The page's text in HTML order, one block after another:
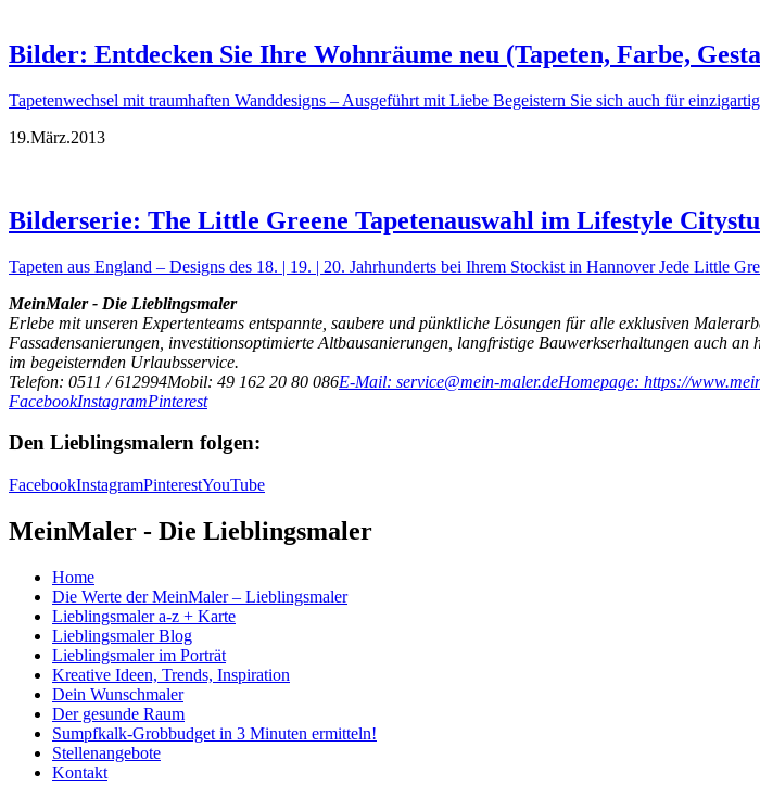
Bilder: Entdecken Sie Ihre Wohnräume neu (Tapeten, Farbe,
Tapetenwechsel mit traumhaften Wanddesigns – Ausgeführt mit Liebe Begeistern Sie sich auch für
19.März.2013
Bilderserie: The Little Greene Tapetenauswahl im Lifestyle
Tapeten aus England – Designs des 18. | 19. | 20. Jahrhunderts bei Ihrem Stockist in Hannover Jede Little
MeinMaler - Die Lieblingsmaler
Erlebe mit unseren Expertenteams entspannte, saubere und pünktliche Lösungen für alle exklusiven
Fassadensanierungen, investitionsoptimierte Altbausanierungen, langfristige Bauwerkserhaltungen auch
im begeisternden Urlaubsservice.
Telefon: 0511 / 612994Mobil: 49 162 20 80 086E-Mail: service@mein-maler.deHomepage: https://
FacebookInstagramPinterest
Den Lieblingsmalern folgen:
FacebookInstagramPinterestYouTube
MeinMaler - Die Lieblingsmaler
Home
Die Werte der MeinMaler – Lieblingsmaler
Lieblingsmaler a-z + Karte
Lieblingsmaler Blog
Lieblingsmaler im Porträt
Kreative Ideen, Trends, Inspiration
Dein Wunschmaler
Der gesunde Raum
Sumpfkalk-Grobbudget in 3 Minuten ermitteln!
Stellenangebote
Kontakt